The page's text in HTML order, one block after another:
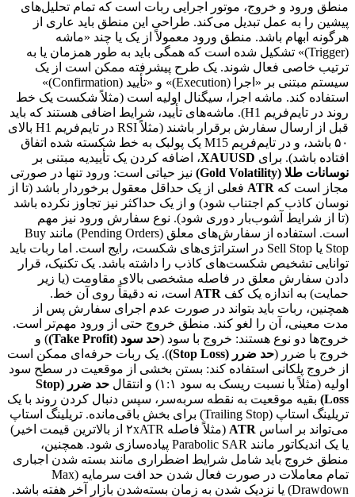
منطق ورود و خروج، موتور اجرایی ربات است که تمام تحلیل‌های
پیشین را به عمل تبدیل می‌کند. طراحی این منطق باید عاری از
هرگونه ابهام باشد. منطق ورود معمولاً از یک یا چند «ماشه
(Trigger)» تشکیل شده است که همگی باید به طور همزمان یا به
ترتیب خاصی فعال شوند. یک طرح پیشرفته ممکن است از یک
سیستم مبتنی بر «اجرا (Execution)» و «تأیید (Confirmation)»
استفاده کند. ماشه اجرا، سیگنال اولیه است (مثلاً شکست یک خط
روند در تایم‌فریم H1). ماشه‌های تأیید، شرایط اضافی هستند که باید
قبل از ارسال سفارش برقرار باشند (مثلاً RSI در تایم‌فریم H1 بالای
۵۰ باشد، و در تایم‌فریم M15 یک پولبک به خط شکسته شده اتفاق
افتاده باشد). برای XAUUSD، اضافه کردن یک تأییدیه مبتنی بر
نوسانات طلا (Gold Volatility)
نیز حیاتی است: ورود تنها در صورتی
مجاز است که ATR فعلی از یک حداقل معقول برخوردار باشد (تا از
نوسان کاذب کم اجتناب شود) و از یک حداکثر نیز تجاوز نکرده باشد
(تا از شرایط آشوب‌بار دوری شود). نوع سفارش ورود نیز مهم
است. استفاده از سفارش‌های معلق (Pending Orders) مانند Buy
Stop یا Sell Stop در استراتژی‌های شکست، رایج است. اما ربات باید
توانایی تشخیص شکست‌های کاذب را داشته باشد. یک تکنیک، قرار
دادن سفارش معلق در فاصله مشخصی بالای مقاومت (یا زیر
حمایت) به اندازه یک کف ATR است، نه دقیقاً روی آن خط.
همچنین، ربات باید بتواند در صورت عدم اجرای سفارش پس از
مدت معینی، آن را لغو کند. منطق خروج حتی از ورود مهم‌تر است.
خروج‌ها دو نوع هستند: خروج با سود (حد سود (Take Profit)
) و
خروج با ضرر (حد ضرر (Stop Loss)
). یک ربات حرفه‌ای ممکن است
از خروج پلکانی استفاده کند: بستن بخشی از موقعیت در سطح سود
اولیه (مثلاً با نسبت ریسک به سود ۱:۱) و انتقال
حد ضرر (Stop
Loss) بقیه موقعیت به نقطه سربه‌سر، سپس دنبال کردن روند با یک
تریلینگ استاپ (Trailing Stop) برای بخش باقی‌مانده. تریلینگ استاپ
می‌تواند بر اساس ATR
(مثلاً فاصله ۲xATR از بالاترین قیمت اخیر)
یا یک اندیکاتور مانند Parabolic SAR پیاده‌سازی شود. همچنین،
منطق خروج باید شامل شرایط اضطراری مانند بسته شدن اجباری
تمام معاملات در صورت فعال شدن حد افت سرمایه (Max
Drawdown) یا نزدیک شدن به زمان بسته‌شدن بازار آخر هفته باشد.